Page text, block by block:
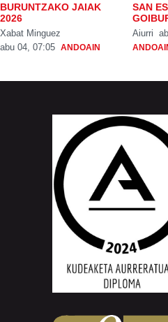
BURUNTZAKO JAIAK
2026
Xabat Minguez
abu 04, 07:05 ANDOAIN
SAN
Aiurri